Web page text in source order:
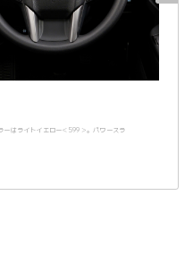
ーはライトイエロー＜599＞。パワースラ